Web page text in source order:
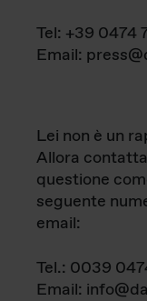
Tel: +39 0474
Email:
Lei non è un
Allora
questione
seguente
email:
Tel.: 0039
Email: